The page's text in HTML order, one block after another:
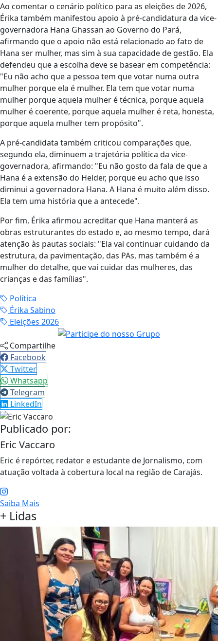
Ao comentar o cenário político para as eleições de 2026,
Érika também manifestou apoio à pré-candidatura da vice-
governadora Hana Ghassan ao Governo do Pará,
afirmando que o apoio não está relacionado ao fato de
Hana ser mulher, mas sim à sua capacidade de gestão. Ela
defendeu que a escolha deve se basear em competência:
"Eu não acho que a pessoa tem que votar numa outra
mulher porque ela é mulher. Ela tem que votar numa
mulher porque aquela mulher é técnica, porque aquela
mulher é coerente, porque aquela mulher é reta, honesta,
porque aquela mulher tem propósito".
A pré-candidata também criticou comparações que,
segundo ela, diminuem a trajetória política da vice-
governadora, afirmando: "Eu não gosto da fala de que a
Hana é a extensão do Helder, porque eu acho que isso
diminui a governadora Hana. A Hana é muito além disso.
Ela tem uma história que a antecede".
Por fim, Érika afirmou acreditar que Hana manterá as
obras estruturantes do estado e, ao mesmo tempo, dará
atenção às pautas sociais: "Ela vai continuar cuidando da
estrutura, da pavimentação, das PAs, mas também é a
mulher do detalhe, que vai cuidar das mulheres, das
crianças e das famílias".
Política
Érika Sabino
Eleições 2026
Compartilhe
Facebook
Twitter
Whatsapp
Telegram
LinkedIn
Publicado por:
Eric Vaccaro
Eric é repórter, redator e estudante de Jornalismo, com
atuação voltada à cobertura local na região de Carajás.
Saiba Mais
+ Lidas